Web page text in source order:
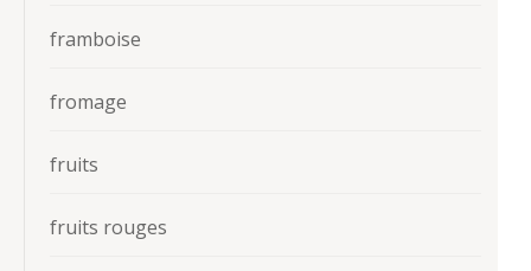
framboise
fromage
fruits
fruits rouges